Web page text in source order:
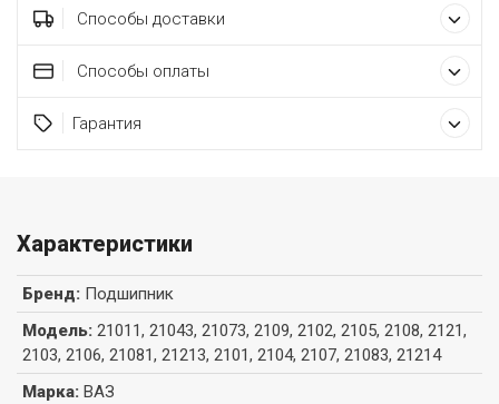
Способы доставки
Способы оплаты
Гарантия
Характеристики
Бренд: Подшипник
Модель: 21011, 21043, 21073, 2109, 2102, 2105, 2108, 2121,
2103, 2106, 21081, 21213, 2101, 2104, 2107, 21083, 21214
Марка: ВАЗ